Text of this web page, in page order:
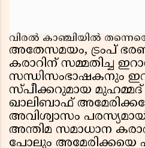
വിരൽ കാഞ്ചിയിൽ
അതേസമയം, ട്രംപ്
കരാറിന് സമ്മതിച്ച
സന്ധിസംഭാഷകനും
സ്പീക്കറുമായ
ഖാലിബാഫ്
അവിശ്വാസം പരസ്യമായി
അന്തിമ സമാധാന
പോലും അമേരിക്കയെ